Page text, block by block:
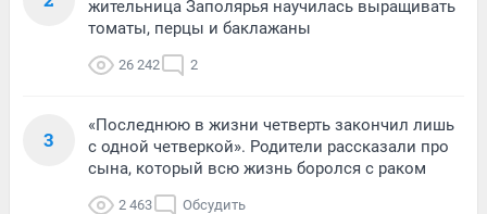
жительница Заполярья научилась выращивать
томаты, перцы и баклажаны
26 242 2
3
«Последнюю в жизни четверть закончил лишь
с одной четверкой». Родители рассказали про
сына, который всю жизнь боролся с раком
2 463 Обсудить